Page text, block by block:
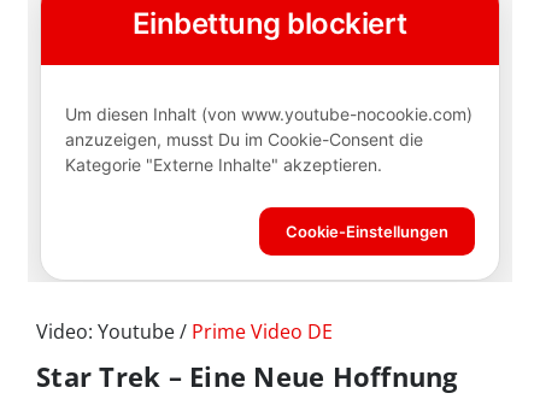
Video: Youtube / Prime Video DE
Star Trek – Eine Neue Hoffnung